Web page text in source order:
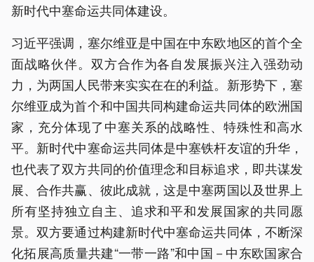
新时代中塞命运共同体建设。
习近平强调，塞尔维亚是中国在中东欧地区的首个全
面战略伙伴。双方合作为各自发展振兴注入强劲动
力，为两国人民带来实实在在的利益。新形势下，塞
尔维亚成为首个和中国共同构建命运共同体的欧洲国
家，充分体现了中塞关系的战略性、特殊性和高水
平。新时代中塞命运共同体是中塞铁杆友谊的升华，
也代表了双方共同的价值理念和目标追求，即共谋发
展、合作共赢、彼此成就，这是中塞两国以及世界上
所有坚持独立自主、追求和平和发展国家的共同愿
景。双方要通过构建新时代中塞命运共同体，不断深
化拓展高质量共建“一带一路”和中国－中东欧国家合